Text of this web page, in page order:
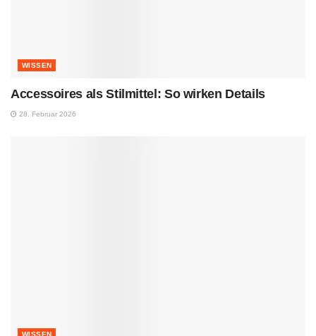
WISSEN
Accessoires als Stilmittel: So wirken Details
28. Februar 2026
WISSEN